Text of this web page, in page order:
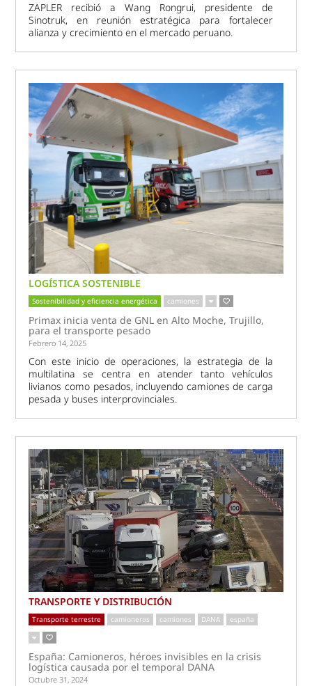
ZAPLER recibió a Wang Rongrui, presidente de
Sinotruk, en reunión estratégica para fortalecer
alianza y crecimiento en el mercado peruano.
LOGÍSTICA SOSTENIBLE
Sostenibilidad y eficiencia energética camiones
Primax inicia venta de GNL en Alto Moche, Trujillo,
para el transporte pesado
Febrero 14, 2025
Con este inicio de operaciones, la estrategia de la
multilatina se centra en atender tanto vehículos
livianos como pesados, incluyendo camiones de carga
pesada y buses interprovinciales.
TRANSPORTE Y DISTRIBUCIÓN
Transporte terrestre camioneros camiones DANA españa
España: Camioneros, héroes invisibles en la crisis
logística causada por el temporal DANA
Octubre 31, 2024